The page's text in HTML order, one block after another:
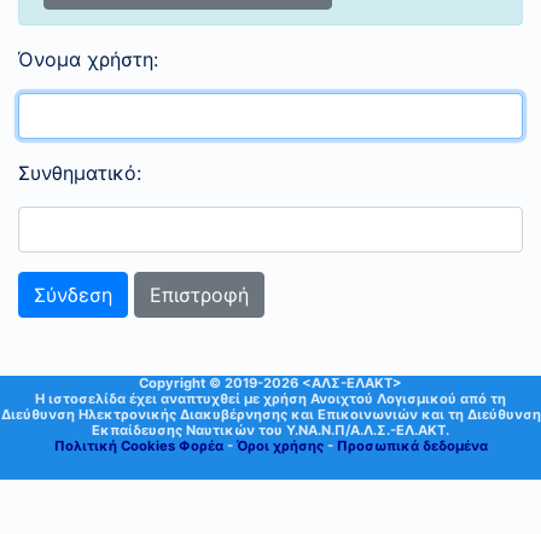
Όνομα χρήστη:
Συνθηματικό:
Επιστροφή
Copyright © 2019-2026 <ΑΛΣ-ΕΛΑΚΤ>
Η ιστοσελίδα έχει αναπτυχθεί με χρήση Ανοιχτού Λογισμικού από τη
Διεύθυνση Ηλεκτρονικής Διακυβέρνησης και Επικοινωνιών και τη Διεύθυνση
Εκπαίδευσης Ναυτικών του Υ.ΝΑ.Ν.Π/Α.Λ.Σ.-ΕΛ.ΑΚΤ.
Πολιτική Cookies Φορέα- Όροι χρήσης- Προσωπικά δεδομένα